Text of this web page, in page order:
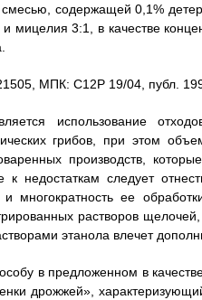
содержащей 0,1%
мицелия 3:1, в качестве
МПК: С12Р 19/04, публ.
использование
грибов, при этом
производств,
недостаткам следует
многократность ее
растворов
этанола влечет
в предложенном в
дрожжей»,